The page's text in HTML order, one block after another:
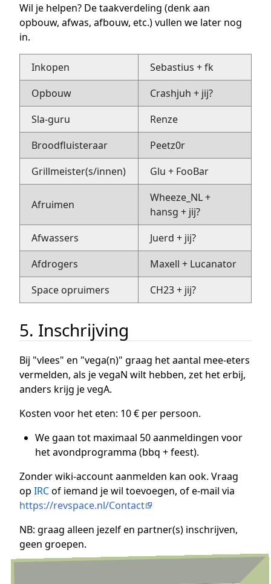
Wil je helpen? De taakverdeling (denk aan
opbouw, afwas, afbouw, etc.) vullen we later nog
in.
Inkopen
Sebastius + fk
Opbouw
Crashjuh + jij?
Sla-guru
Renze
Broodfluisteraar
Peetz0r
Grillmeister(s/innen)
Glu + FooBar
Afruimen
Wheeze_NL +
hansg + jij?
Afwassers
Juerd + jij?
Afdrogers
Maxell + Lucanator
Space opruimers
CH23 + jij?
5. Inschrijving
Bij "vlees" en "vega(n)" graag het aantal mee-eters
vermelden, als je vegaN wilt hebben, zet het erbij,
anders krijg je vegA.
Kosten voor het eten: 10 € per persoon.
We gaan tot maximaal 50 aanmeldingen voor
het avondprogramma (bbq + feest).
Zonder wiki-account aanmelden kan ook. Vraag
op IRCof iemand je wil toevoegen, of e-mail via
https://revspace.nl/Contact
NB: graag alleen jezelf en partner(s) inschrijven,
geen groepen.